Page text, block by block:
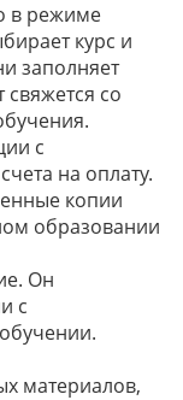
в режиме
курс и
заполняет
со
с
на оплату.
копии
образовании
Он
с
материалов,